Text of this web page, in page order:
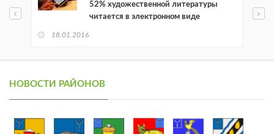
52% художественной литературы
читается в электронном виде
18.01.2016
НОВОСТИ РАЙОНОВ